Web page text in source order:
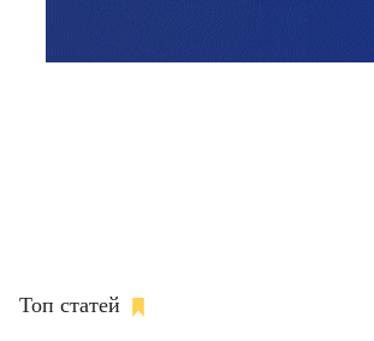
Топ статей